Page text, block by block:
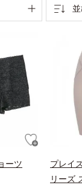
ーツ
プレイ
リーズ